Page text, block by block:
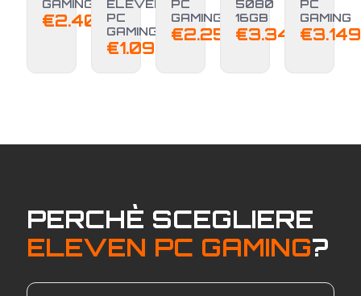
GAMING
€2.400,00
ELEVEN
PC
GAMING
€1.099,00
PC
GAMING
€2.250,00
5080
16GB
€3.349,00
PC
GAMING
€
PERCHÈ SCEGLIERE
ELEVEN PC GAMING?